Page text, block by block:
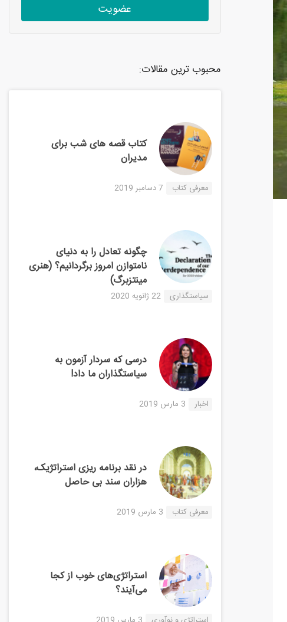
عضویت
محبوب ترین مقالات:
کتاب قصه های شب برای
مدیران
معرفی کتاب 7 دسامبر 2019
چگونه تعادل را به دنیای
نامتوازن امروز برگردانیم؟ (هنری
مینتزبرگ)
سیاستگذاری 22 ژانویه 2020
درسی که سردار آزمون به
سیاستگذاران ما داد!
اخبار 3 مارس 2019
در نقد برنامه ریزی استراتژیک،
هزاران سند بی حاصل
معرفی کتاب 3 مارس 2019
استراتژی‌های خوب از کجا
می‌آیند؟